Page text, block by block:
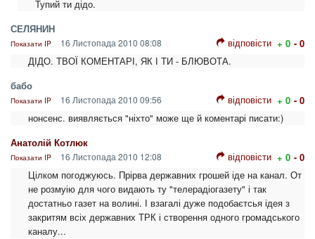
Тупий ти дідо.
СЕЛЯНИН
Показати IP 16 Листопада 2010 08:08 відповісти + 0 - 0
ДІДО. ТВОЇ КОМЕНТАРІ, ЯК І ТИ - БЛЮВОТА.
бабо
Показати IP 16 Листопада 2010 09:56 відповісти + 0 - 0
нонсенс. виявляється "ніхто" може ще й коментарі писати:)
Анатолій Котлюк
Показати IP 16 Листопада 2010 12:08 відповісти + 0 - 0
Цілком погоджуюсь. Прірва державних грошей іде на канал. От
не розмуію для чого видають ту "телерадіогазету" і так
достатньо газет на волині. І взагалі дуже подобаєтсья ідея з
закритям всіх державних ТРК і створення одного громадського
каналу...